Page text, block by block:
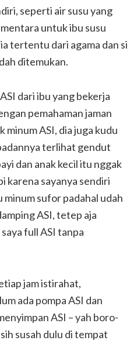
seperti air susu yang
untuk ibu susu
tertentu dari agama dan si
ditemukan.
dari ibu yang bekerja
pemahaman jaman
minum ASI, dia juga kudu
terlihat gendut
dan anak kecil itu nggak
karena sayanya sendiri
minum sufor padahal udah
ASI, tetep aja
full ASI tanpa
jam istirahat,
ada pompa ASI dan
ASI – yah boro-
susah dulu di tempat